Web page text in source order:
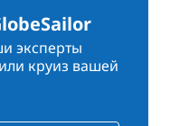
эксперты
круиз вашей